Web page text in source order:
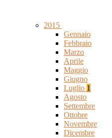
2015
Gennaio
Febbraio
Marzo
Aprile
Maggio
Giugno
Luglio 1
Agosto
Settembre
Ottobre
Novembre
Dicembre